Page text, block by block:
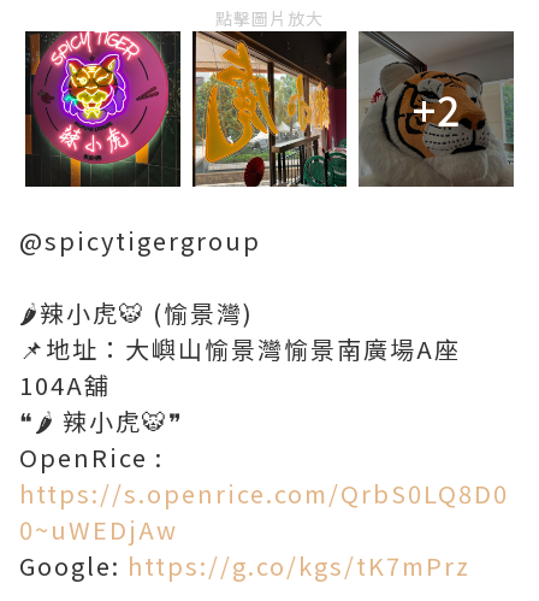
點擊圖片放大
+2
@spicytigergroup
🌶️辣小虎🐯 (愉景灣)
📌地址：大嶼山愉景灣愉景南廣場A座
104A舖
❝🌶️ 辣小虎🐯❞
OpenRice :
https://s.openrice.com/QrbS0LQ8D0
0~uWEDjAw
Google: https://g.co/kgs/tK7mPrz